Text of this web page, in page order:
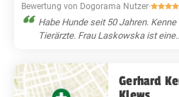
Bewertung von Dogorama Nutzer·
Habe Hunde seit 50 Jahren.
Tierärzte. Frau Laskowska ist eine...
Gerhard